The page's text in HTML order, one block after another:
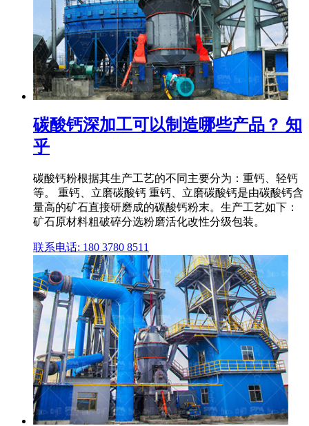
碳酸钙深加工可以制造哪些产品？ 知
乎
碳酸钙粉根据其生产工艺的不同主要分为：重钙、轻钙
等。 重钙、立磨碳酸钙 重钙、立磨碳酸钙是由碳酸钙含
量高的矿石直接研磨成的碳酸钙粉末。生产工艺如下：
矿石原材料粗破碎分选粉磨活化改性分级包装。
联系电话: 180 3780 8511